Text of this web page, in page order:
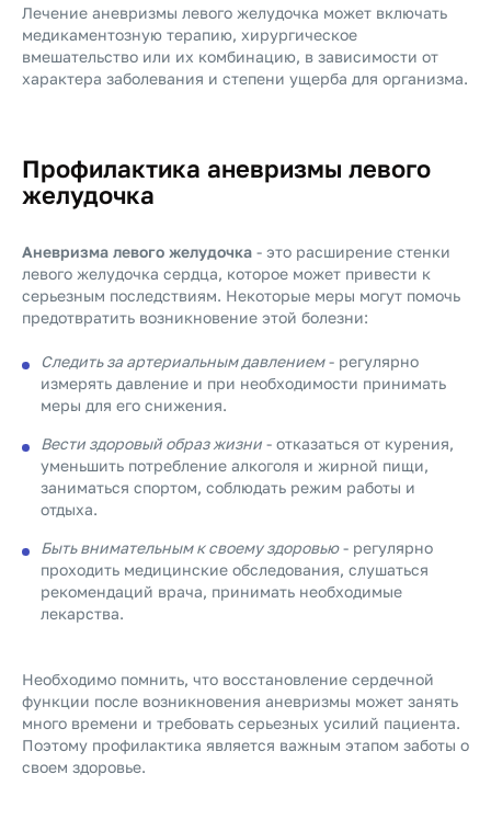
Лечение аневризмы левого желудочка может включать
медикаментозную терапию, хирургическое
вмешательство или их комбинацию, в зависимости от
характера заболевания и степени ущерба для организма.
Профилактика аневризмы левого
желудочка
Аневризма левого желудочка - это расширение стенки
левого желудочка сердца, которое может привести к
серьезным последствиям. Некоторые меры могут помочь
предотвратить возникновение этой болезни:
Следить за артериальным давлением- регулярно
измерять давление и при необходимости принимать
меры для его снижения.
Вести здоровый образ жизни - отказаться от курения,
уменьшить потребление алкоголя и жирной пищи,
заниматься спортом, соблюдать режим работы и
отдыха.
Быть внимательным к своему здоровью- регулярно
проходить медицинские обследования, слушаться
рекомендаций врача, принимать необходимые
лекарства.
Необходимо помнить, что восстановление сердечной
функции после возникновения аневризмы может занять
много времени и требовать серьезных усилий пациента.
Поэтому профилактика является важным этапом заботы о
своем здоровье.